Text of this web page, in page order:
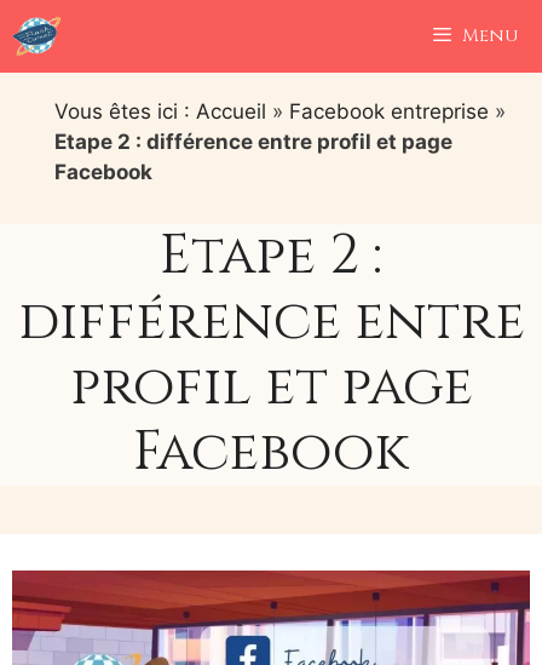
Aller
au
contenu
Menu
Vous êtes ici : Accueil » Facebook entreprise »
Etape 2 : différence entre profil et page
Facebook
Etape 2 :
différence entre
profil et page
Facebook